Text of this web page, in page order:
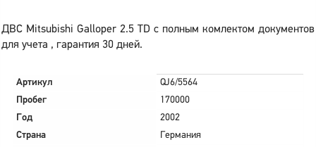
ДВС Mitsubishi Galloper 2.5 TD с полным комлектом документов
для учета , гарантия 30 дней.
Артикул
QJ6/5564
Пробег
170000
Год
2002
Страна
Германия